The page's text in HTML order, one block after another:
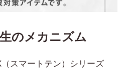
のメカニズム
スマートテン）シリーズ